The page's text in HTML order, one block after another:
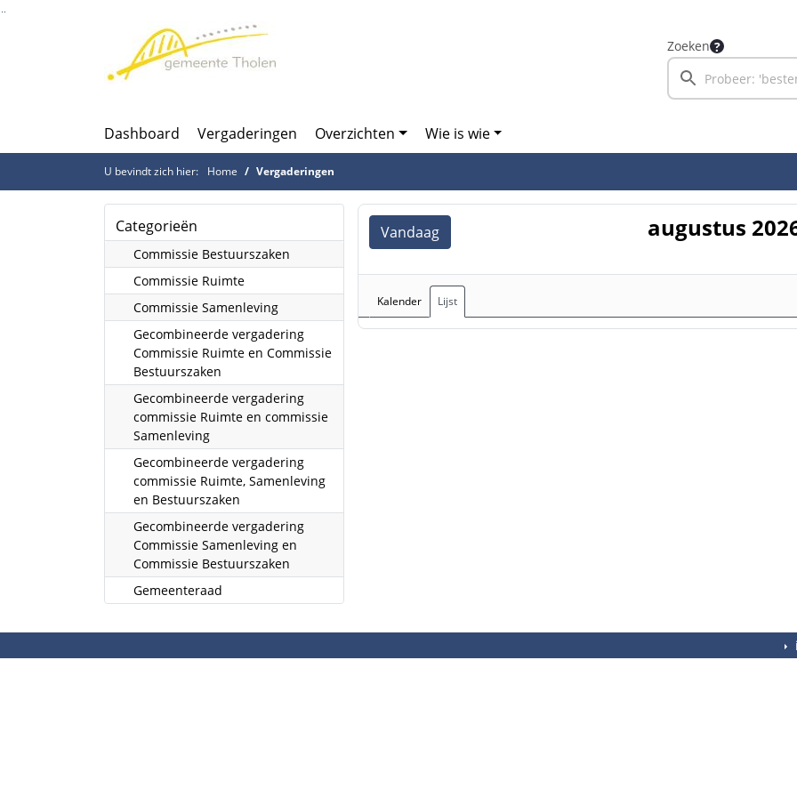
Zoeken
Dashboard Vergaderingen Overzichten Wie is wie
U bevindt zich hier: Home Vergaderingen
Categorieën
Commissie Bestuurszaken
Commissie Ruimte
Commissie Samenleving
Gecombineerde vergadering
Commissie Ruimte en Commissie
Bestuurszaken
Gecombineerde vergadering
commissie Ruimte en commissie
Samenleving
Gecombineerde vergadering
commissie Ruimte, Samenleving
en Bestuurszaken
Gecombineerde vergadering
Commissie Samenleving en
Commissie Bestuurszaken
Gemeenteraad
Vandaag augustus
Kalender Lijst